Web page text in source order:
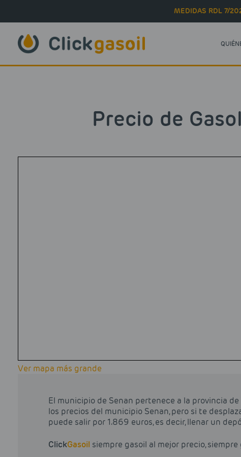
MEDIDAS RDL 7/
Precio de
Ver mapa más grande
El municipio de Senan pertenece a la provincia
los precios del municipio Senan, pero si te
puede salir por 1.869 euros, es decir, llenar un
ClickGasoil siempre gasoil al mejor precio,